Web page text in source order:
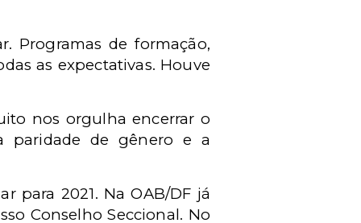
Programas de formação,
as expectativas. Houve
nos orgulha encerrar o
paridade de gênero e a
para 2021. Na OAB/DF já
Conselho Seccional. No